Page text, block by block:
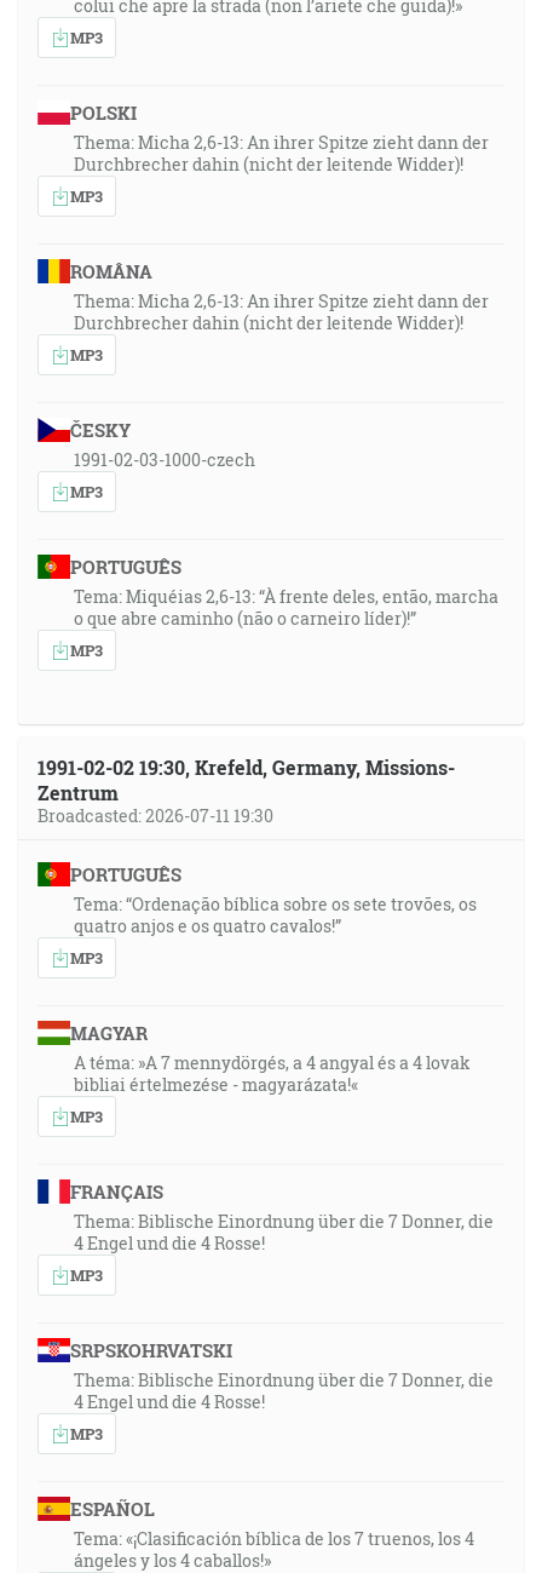
colui che apre la strada (non l’ariete che guida)!»
MP3
POLSKI
Thema: Micha 2,6-13: An ihrer Spitze zieht dann der
Durchbrecher dahin (nicht der leitende Widder)!
MP3
ROMÂNA
Thema: Micha 2,6-13: An ihrer Spitze zieht dann der
Durchbrecher dahin (nicht der leitende Widder)!
MP3
ČESKY
1991-02-03-1000-czech
MP3
PORTUGUÊS
Tema: Miquéias 2,6-13: “À frente deles, então, marcha
o que abre caminho (não o carneiro líder)!”
MP3
1991-02-02 19:30, Krefeld, Germany, Missions-
Zentrum
Broadcasted: 2026-07-11 19:30
PORTUGUÊS
Tema: “Ordenação bíblica sobre os sete trovões, os
quatro anjos e os quatro cavalos!”
MP3
MAGYAR
A téma: »A 7 mennydörgés, a 4 angyal és a 4 lovak
bibliai értelmezése - magyarázata!«
MP3
FRANÇAIS
Thema: Biblische Einordnung über die 7 Donner, die
4 Engel und die 4 Rosse!
MP3
SRPSKOHRVATSKI
Thema: Biblische Einordnung über die 7 Donner, die
4 Engel und die 4 Rosse!
MP3
ESPAÑOL
Tema: «¡Clasificación bíblica de los 7 truenos, los 4
ángeles y los 4 caballos!»